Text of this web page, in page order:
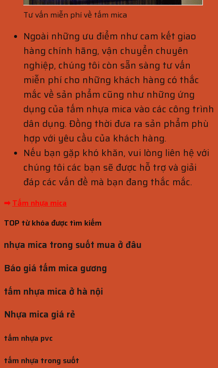
Tư vấn miễn phí về tấm mica
Ngoài những ưu điểm như cam kết giao
hàng chính hãng, vận chuyển chuyên
nghiệp, chúng tôi còn sẵn sàng tư vấn
miễn phí cho những khách hàng có thắc
mắc về sản phẩm cũng như những ứng
dụng của tấm nhựa mica vào các công trình
dân dụng. Đồng thời đưa ra sản phẩm phù
hợp với yêu cầu của khách hàng.
Nếu bạn gặp khó khăn, vui lòng liên hệ với
chúng tôi các bạn sẽ được hỗ trợ và giải
đáp các vấn đề mà bạn đang thắc mắc.
➡Tấm nhựa mica
TOP từ khóa được tìm kiếm
nhựa mica trong suốt mua ở đâu
Báo giá tấm mica gương
tấm nhựa mica ở hà nội
Nhựa mica giá rẻ
tấm nhựa pvc
tấm nhựa trong suốt